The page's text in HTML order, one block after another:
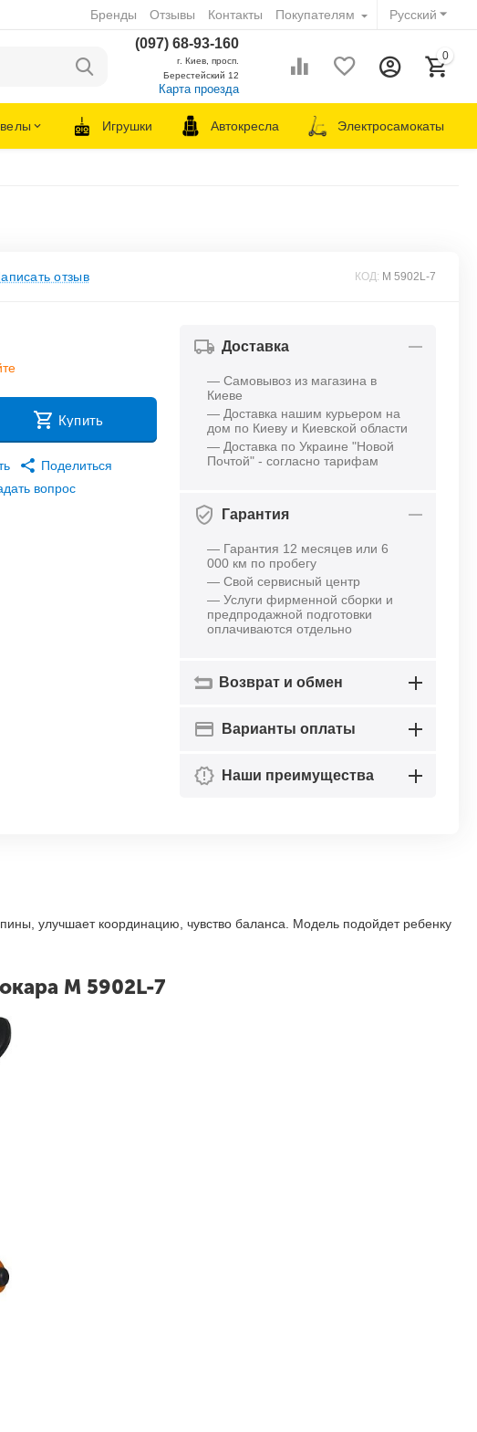
Русский
Бренды Отзывы Контакты Покупателям
(097) 68-93-160
г. Киев, просп.
Берестейский 12
Карта проезда
0
Игрушки Автокресла Электросамокаты
отзыв КОД: M 5902L-7
Купить
Поделиться
вопрос
Доставка
— Самовывоз из магазина в
Киеве
— Доставка нашим курьером на
дом по Киеву и Киевской области
— Доставка по Украине "Новой
Почтой" - согласно тарифам
Гарантия
— Гарантия 12 месяцев или 6
000 км по пробегу
— Свой сервисный центр
— Услуги фирменной сборки и
предпродажной подготовки
оплачиваются отдельно
Возврат и обмен
Варианты оплаты
Наши преимущества
улучшает координацию чувство баланса. Модель подойдет ребенку
M 5902L-7